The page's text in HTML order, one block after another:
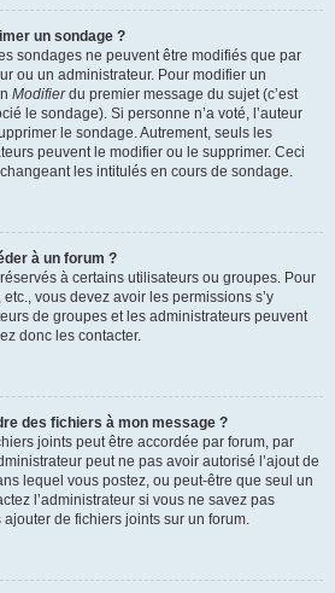
un sondage ?
sondages ne peuvent être modifiés que par
ou un administrateur. Pour modifier un
Modifierdu premier message du sujet (c’est
le sondage). Si personne n’a voté, l’auteur
le sondage. Autrement, seuls les
peuvent le modifier ou le supprimer. Ceci
les intitulés en cours de sondage.
à un forum ?
à certains utilisateurs ou groupes. Pour
vous devez avoir les permissions s’y
de groupes et les administrateurs peuvent
donc les contacter.
des fichiers à mon message ?
joints peut être accordée par forum, par
peut ne pas avoir autorisé l’ajout de
lequel vous postez, ou peut-être que seul un
l’administrateur si vous ne savez pas
de fichiers joints sur un forum.